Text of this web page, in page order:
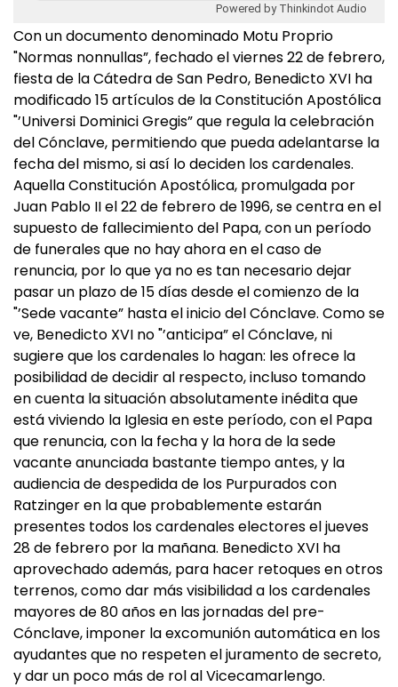
Powered by Thinkindot Audio
Con un documento denominado Motu Proprio
"Normas nonnullas”, fechado el viernes 22 de febrero,
fiesta de la Cátedra de San Pedro, Benedicto XVI ha
modificado 15 artículos de la Constitución Apostólica
"’Universi Dominici Gregis” que regula la celebración
del Cónclave, permitiendo que pueda adelantarse la
fecha del mismo, si así lo deciden los cardenales.
Aquella Constitución Apostólica, promulgada por
Juan Pablo II el 22 de febrero de 1996, se centra en el
supuesto de fallecimiento del Papa, con un período
de funerales que no hay ahora en el caso de
renuncia, por lo que ya no es tan necesario dejar
pasar un plazo de 15 días desde el comienzo de la
"’Sede vacante” hasta el inicio del Cónclave. Como se
ve, Benedicto XVI no "’anticipa” el Cónclave, ni
sugiere que los cardenales lo hagan: les ofrece la
posibilidad de decidir al respecto, incluso tomando
en cuenta la situación absolutamente inédita que
está viviendo la Iglesia en este período, con el Papa
que renuncia, con la fecha y la hora de la sede
vacante anunciada bastante tiempo antes, y la
audiencia de despedida de los Purpurados con
Ratzinger en la que probablemente estarán
presentes todos los cardenales electores el jueves
28 de febrero por la mañana. Benedicto XVI ha
aprovechado además, para hacer retoques en otros
terrenos, como dar más visibilidad a los cardenales
mayores de 80 años en las jornadas del pre-
Cónclave, imponer la excomunión automática en los
ayudantes que no respeten el juramento de secreto,
y dar un poco más de rol al Vicecamarlengo.